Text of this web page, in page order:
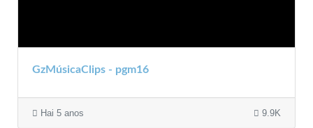
GzMúsicaClips - pgm16
Hai 5 anos 9.9K